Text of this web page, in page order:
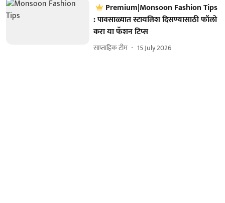
Premium|Monsoon Fashion Tips
: पावसाळ्यात स्टायलिश दिसण्यासाठी फॉलो
करा या फॅशन टिप्स
साप्ताहिक टीम 15 July 2026